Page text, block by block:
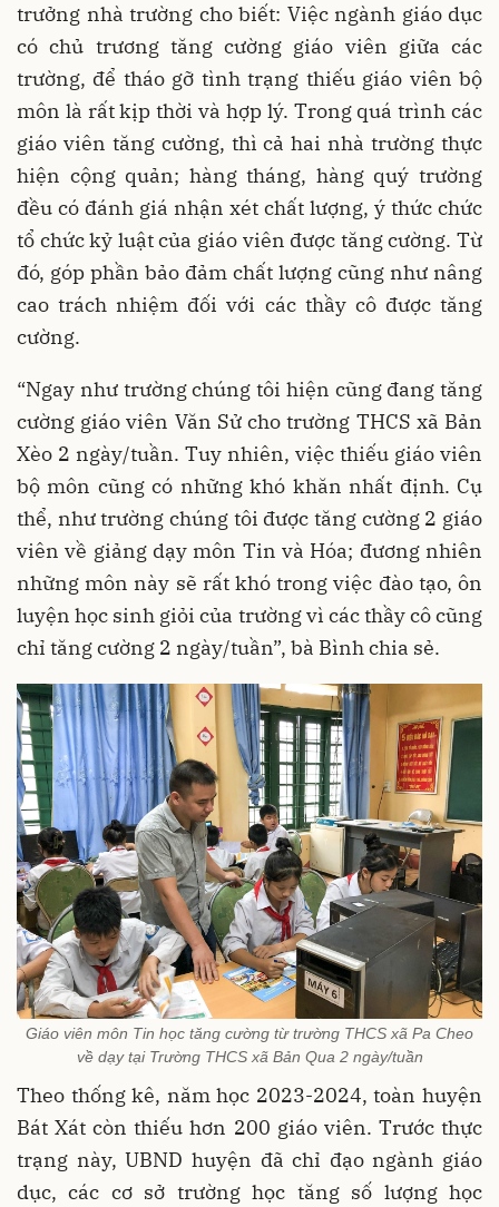
trưởng nhà trường cho biết: Việc ngành giáo dục
có chủ trương tăng cường giáo viên giữa các
trường, để tháo gỡ tình trạng thiếu giáo viên bộ
môn là rất kịp thời và hợp lý. Trong quá trình các
giáo viên tăng cường, thì cả hai nhà trường thực
hiện cộng quản; hàng tháng, hàng quý trường
đều có đánh giá nhận xét chất lượng, ý thức chức
tổ chức kỷ luật của giáo viên được tăng cường. Từ
đó, góp phần bảo đảm chất lượng cũng như nâng
cao trách nhiệm đối với các thầy cô được tăng
cường.
“Ngay như trường chúng tôi hiện cũng đang tăng
cường giáo viên Văn Sử cho trường THCS xã Bản
Xèo 2 ngày/tuần. Tuy nhiên, việc thiếu giáo viên
bộ môn cũng có những khó khăn nhất định. Cụ
thể, như trường chúng tôi được tăng cường 2 giáo
viên về giảng dạy môn Tin và Hóa; đương nhiên
những môn này sẽ rất khó trong việc đào tạo, ôn
luyện học sinh giỏi của trường vì các thầy cô cũng
chỉ tăng cường 2 ngày/tuần”, bà Bình chia sẻ.
Giáo viên môn Tin học tăng cường từ trường THCS xã Pa Cheo
về dạy tại Trường THCS xã Bản Qua 2 ngày/tuần
Theo thống kê, năm học 2023-2024, toàn huyện
Bát Xát còn thiếu hơn 200 giáo viên. Trước thực
trạng này, UBND huyện đã chỉ đạo ngành giáo
dục, các cơ sở trường học tăng số lượng học